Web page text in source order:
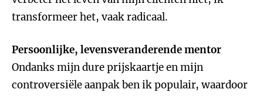
transformeer het, vaak radicaal.
Persoonlijke, levensveranderende mentor
Ondanks mijn dure prijskaartje en mijn
controversiële aanpak ben ik populair, waardoor